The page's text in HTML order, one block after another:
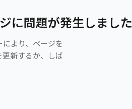
に問題が発生しました
より、ページを
新するか、しば